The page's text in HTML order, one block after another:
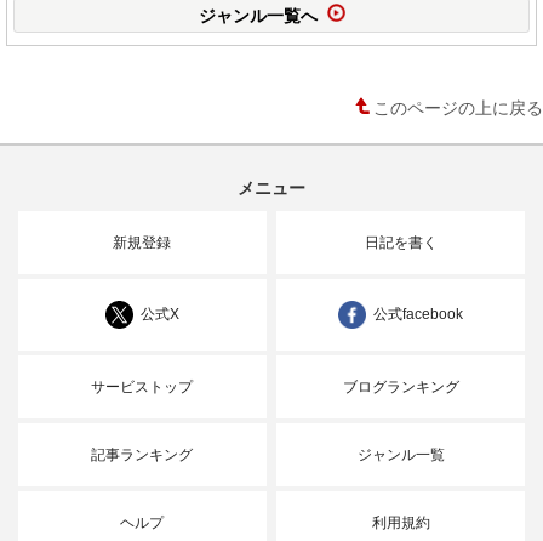
ジャンル一覧へ
このページの上に戻る
メニュー
新規登録 日記を書く
公式X 公式facebook
サービストップ ブログランキング
記事ランキング ジャンル一覧
ヘルプ 利用規約